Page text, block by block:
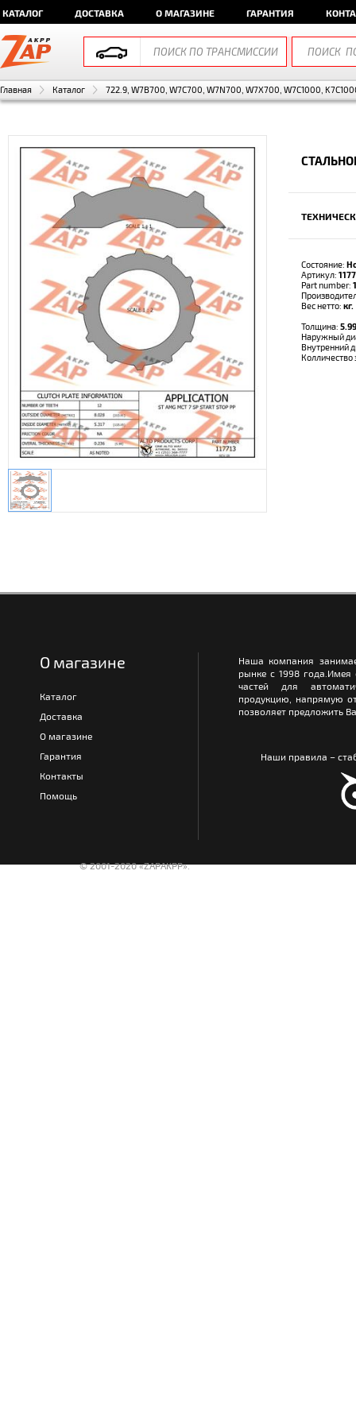
КАТАЛОГ ДОСТАВКА О МАГАЗИНЕ ГАРАНТИЯ
Главная Каталог 722.9, W7B700, W7C700, W7N700, W7X700, W7C1000,
Состояние:
Артикул:
Part number:
Вес нетто: кг.
Толщина: 5.99
Наружный
Внутренний
Колличество
О магазине
Каталог
Доставка
О магазине
Гарантия
Контакты
Помощь
Наша компания
рынке с 1998
частей для
продукцию, напрямую
позволяет предложить
Наши правила –
© 2001-2020 «ZAPAKPP».